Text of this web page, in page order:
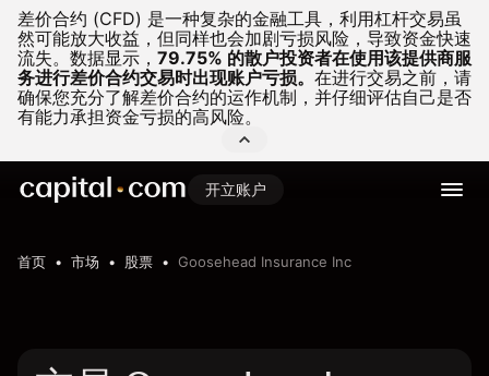
差价合约 (CFD) 是一种复杂的金融工具，利用杠杆交易虽
然可能放大收益，但同样也会加剧亏损风险，导致资金快速
流失。 数据显示， 79.75% 的散户投资者在使用该提供商服
务进行差价合约交易时出现账户亏损。 在进行交易之前，请
确保您充分了解差价合约的运作机制，并仔细评估自己是否
有能力承担资金亏损的高风险。
开立账户
首页 市场 股票 Goosehead Insurance Inc